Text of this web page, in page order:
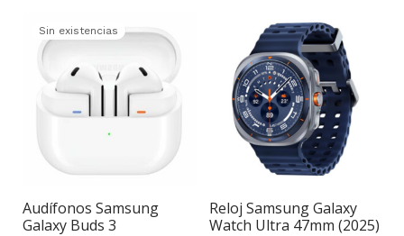
Sin existencias
Audífonos Samsung
Galaxy Buds 3
Reloj Samsung Galaxy
Watch Ultra 47mm (2025)